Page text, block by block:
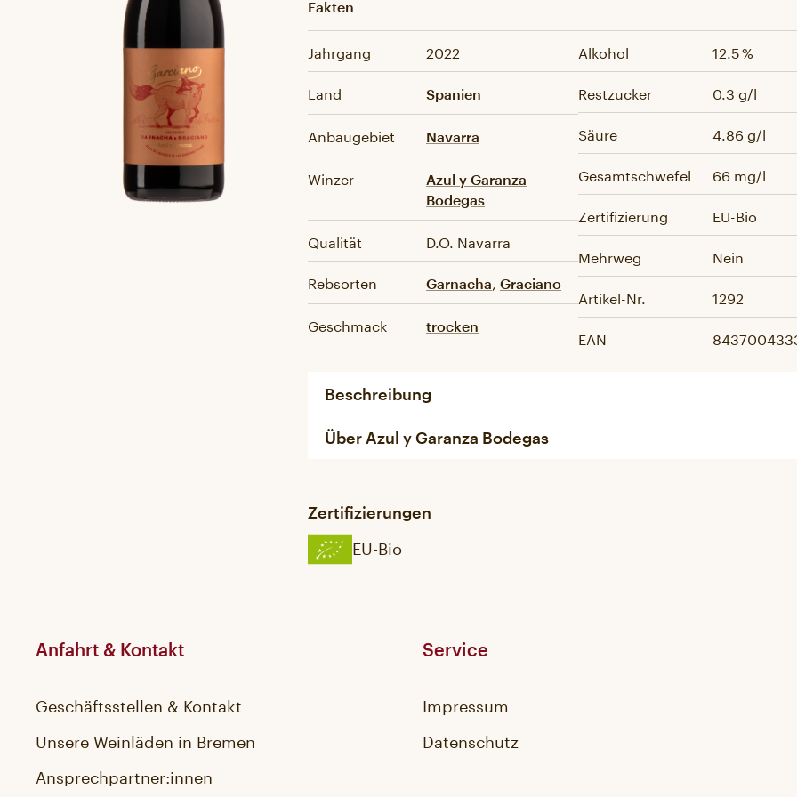
Fakten
Jahrgang
2022
Land
Spanien
Anbaugebiet Navarra
Winzer
Azul y Garanza
Bodegas
Qualität
D.O. Navarra
Rebsorten
Garnacha Graciano
Geschmack trocken
Alkohol
12.5 %
Restzucker
0.3 g/l
Säure
4.86 g/l
Gesamtschwefel
66 mg/l
Zertifizierung
EU-Bio
Mehrweg
Nein
Artikel-Nr.
1292
EAN
Beschreibung
Über Azul y Garanza Bodegas
Zertifizierungen
EU-Bio
Anfahrt & Kontakt
Geschäftsstellen & Kontakt
Unsere Weinläden in Bremen
Ansprechpartner:innen
Service
Impressum
Datenschutz